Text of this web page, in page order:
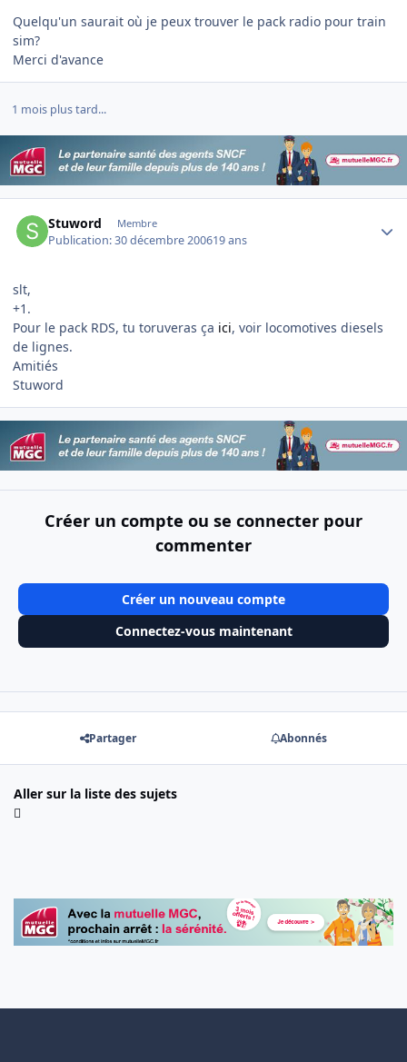
Quelqu'un saurait où je peux trouver le pack radio pour train
sim?
Merci d'avance
1 mois plus tard...
Stuword Membre
Publication:30 décembre 200619 ans
slt,
+1.
Pour le pack RDS, tu toruveras ça ici, voir locomotives diesels
de lignes.
Amitiés
Stuword
Créer un compte ou se connecter pour
commenter
Créer un nouveau compte
Connectez-vous maintenant
Partager Abonnés
Aller sur la liste des sujets